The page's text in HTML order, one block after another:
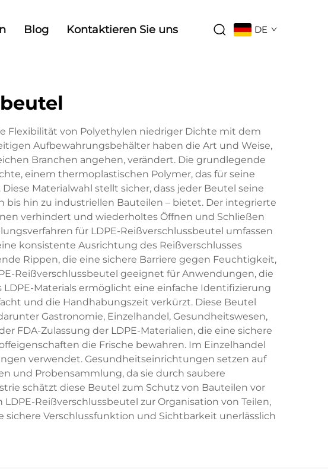
Blog Kontaktieren Sie uns DE
Flexibilität von Polyethylen niedriger Dichte mit dem
Aufbewahrungsbehälter haben die Art und Weise,
Branchen angehen, verändert. Die grundlegende
einem thermoplastischen Polymer, das für seine
Materialwahl stellt sicher, dass jeder Beutel seine
hin zu industriellen Bauteilen – bietet. Der integrierte
verhindert und wiederholtes Öffnen und Schließen
für LDPE-Reißverschlussbeutel umfassen
konsistente Ausrichtung des Reißverschlusses
Rippen, die eine sichere Barriere gegen Feuchtigkeit,
Reißverschlussbeutel geeignet für Anwendungen, die
Materials ermöglicht eine einfache Identifizierung
und die Handhabungszeit verkürzt. Diese Beutel
Gastronomie, Einzelhandel, Gesundheitswesen,
Zulassung der LDPE-Materialien, die eine sichere
die Frische bewahren. Im Einzelhandel
verwendet. Gesundheitseinrichtungen setzen auf
und Probensammlung, da sie durch saubere
schätzt diese Beutel zum Schutz von Bauteilen vor
Reißverschlussbeutel zur Organisation von Teilen,
Verschlussfunktion und Sichtbarkeit unerlässlich